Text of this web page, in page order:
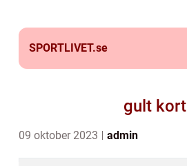
SPORTLIVET.se
gult kort
09 oktober 2023 admin